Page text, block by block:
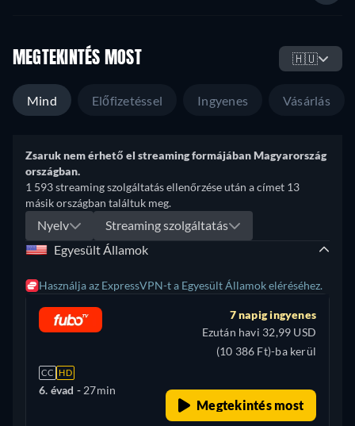
MEGTEKINTÉS MOST 🇭🇺
Mind Előfizetéssel Ingyenes Vásárlás
Zsaruk nem érhető el streaming formájában Magyarország
országban.
1 593 streaming szolgáltatás ellenőrzése után a címet 13
másik országban találtuk meg.
Nyelv
Streaming szolgáltatás
Egyesült Államok
Használja az ExpressVPN-t a Egyesült Államok eléréséhez.
CC HD
6. évad - 27min
7 napig ingyenes
Ezután havi 32,99 USD
(10 386 Ft)-ba kerül
Megtekintés most